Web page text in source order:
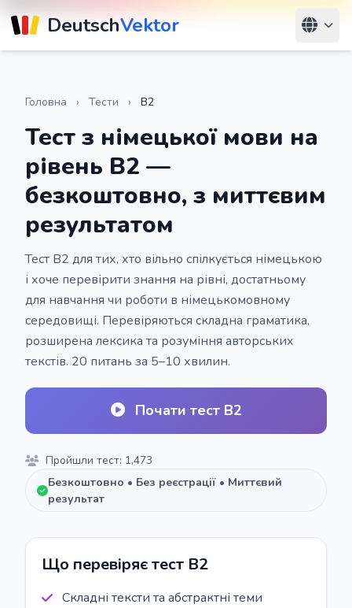
DeutschVektor
Головна › Тести › B2
Тест з німецької мови на
рівень B2 —
безкоштовно, з миттєвим
результатом
Тест B2 для тих, хто вільно спілкується німецькою
і хоче перевірити знання на рівні, достатньому
для навчання чи роботи в німецькомовному
середовищі. Перевіряються складна граматика,
розширена лексика та розуміння авторських
текстів. 20 питань за 5–10 хвилин.
Почати тест B2
Пройшли тест: 1,473
Безкоштовно • Без реєстрації • Миттєвий
результат
Що перевіряє тест B2
Складні тексти та абстрактні теми